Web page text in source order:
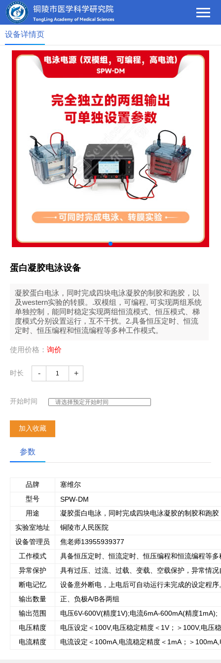
设备详情页
蛋白凝胶电泳设备
凝胶蛋白电泳，同时完成四块电泳凝胶的制胶和跑胶，以
及western实验的转膜。.双模组，可编程, 可实现两组系统
单独控制，能同时稳定实现两组恒流模式、恒压模式、梯
度模式分别设置运行，互不干扰。2.具备恒压定时、恒流
定时、恒压编程和恒流编程等多种工作模式。
使用价格： 询价
时长 - +
开始时间
加入收藏
参数
品牌
塞维尔
型号
SPW-DM
用途
凝胶蛋白电泳，同时完成四块电泳凝胶的制胶和跑
实验室地址
铜陵市人民医院
设备管理员
焦老师13955939377
工作模式
具备恒压定时、恒流定时、恒压编程和恒流编程等
异常保护
具有过压、过流、过载、变载、空载保护，异常情
断电记忆
设备意外断电，上电后可自动运行未完成的设定程序
输出数量
正、负极A/B各两组
输出范围
电压6V-600V(精度1V);电流6mA-600mA(精度1mA);
电压精度
电压设定＜100V,电压稳定精度＜1V；＞100V,电压
电流精度
电流设定＜100mA,电流稳定精度＜1mA；＞